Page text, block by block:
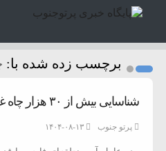
برچسب زده شده با:
شناسایی بیش از ۳۰ هزار چاه غیرمجاز در فارس
پرتو جنوب ۱۴۰۴-۰۸-۱۳